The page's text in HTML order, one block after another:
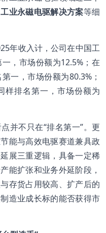
业永磁电驱解决方案等细
年收入计，公司在中国工
，市场份额为12.5%；在
一，市场份额为80.3%；
样排名第一，市场份额为
并不只在“排名第一”。更
能与高效电驱赛道兼具政
展三重逻辑，具备一定稀
能扩张和业务外延阶段，
存货占用较高、扩产后的
造业成长标的能否获得市